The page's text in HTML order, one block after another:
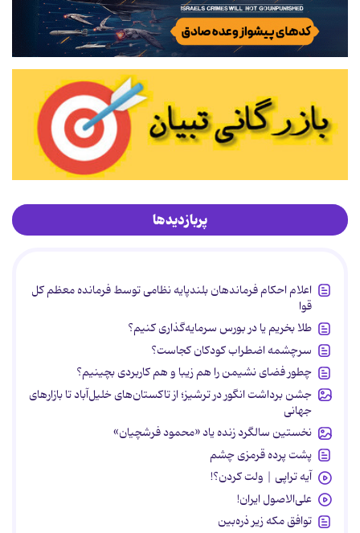
پربازدیدها
اعلام احکام فرماندهان بلندپایه نظامی توسط فرمانده معظم کل
قوا
طلا بخریم یا در بورس سرمایه‌گذاری کنیم؟
سرچشمه اضطراب کودکان کجاست؟
چطور فضای نشیمن را هم زیبا و هم کاربردی بچینیم؟
جشن برداشت انگور در ترشیز؛ از تاکستان‌های خلیل‌آباد تا بازارهای
جهانی
نخستین سالگرد زنده یاد «محمود فرشچیان»
پشت پرده قرمزی چشم
آیه تراپی | ولت کردن؟!
علی‌الاصول ایران!
توافق مکه زیر ذره‌بین